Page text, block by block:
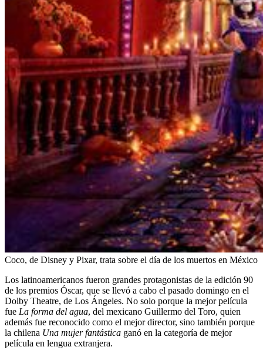
Coco, de Disney y Pixar, trata sobre el día de los muertos en México
Los latinoamericanos fueron grandes protagonistas de la edición 90
de los premios Óscar, que se llevó a cabo el pasado domingo en el
Dolby Theatre, de Los Ángeles. No solo porque la mejor película
fue La forma del agua, del mexicano Guillermo del Toro, quien
además fue reconocido como el mejor director, sino también porque
la chilena Una mujer fantástica ganó en la categoría de mejor
película en lengua extranjera.